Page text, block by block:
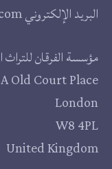
البريد الإلكتروني
مقر
المؤسسة
مؤسسة الفرقان
Old Court Place
London
W8 4PL
United Kingdom